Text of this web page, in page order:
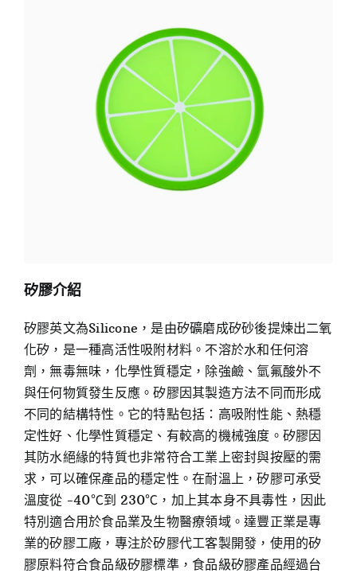
矽膠介紹
矽膠英文為Silicone，是由矽礦磨成矽砂後提煉出二氧
化矽，是一種高活性吸附材料。不溶於水和任何溶
劑，無毒無味，化學性質穩定，除強鹼、氫氟酸外不
與任何物質發生反應。矽膠因其製造方法不同而形成
不同的結構特性。它的特點包括：高吸附性能、熱穩
定性好、化學性質穩定、有較高的機械強度。矽膠因
其防水絕緣的特質也非常符合工業上密封與按壓的需
求，可以確保產品的穩定性。在耐溫上，矽膠可承受
溫度從 -40℃到 230℃，加上其本身不具毒性，因此
特別適合用於食品業及生物醫療領域。達豐正業是專
業的矽膠工廠，專注於矽膠代工客製開發，使用的矽
膠原料符合食品級矽膠標準，食品級矽膠產品經過台